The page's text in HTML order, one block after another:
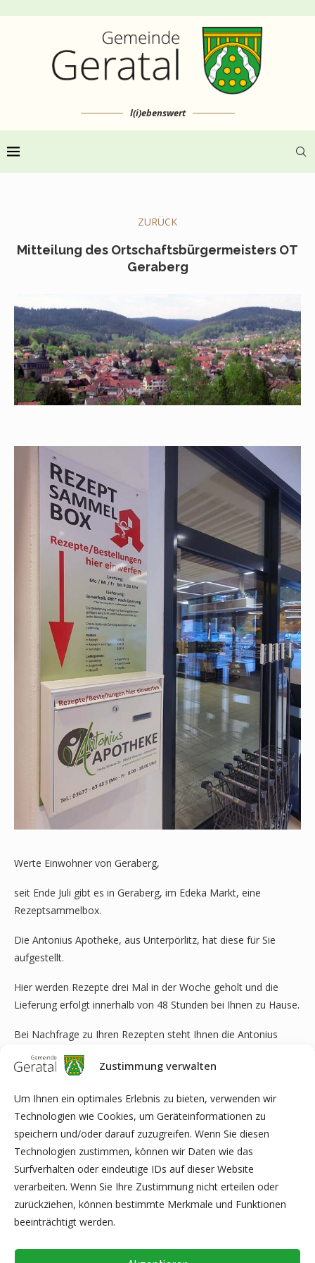
Zustimmung verwalten
Um Ihnen ein optimales Erlebnis zu bieten, verwenden wir
Technologien wie Cookies, um Geräteinformationen zu
speichern und/oder darauf zuzugreifen. Wenn Sie diesen
Technologien zustimmen, können wir Daten wie das
Surfverhalten oder eindeutige IDs auf dieser Website
verarbeiten. Wenn Sie Ihre Zustimmung nicht erteilen oder
zurückziehen, können bestimmte Merkmale und Funktionen
beeinträchtigt werden.
l(i)ebenswert
ZURÜCK
Mitteilung des Ortschaftsbürgermeisters OT
Geraberg
Werte Einwohner von Geraberg,
seit Ende Juli gibt es in Geraberg, im Edeka Markt, eine
Rezeptsammelbox.
Die Antonius Apotheke, aus Unterpörlitz, hat diese für Sie
aufgestellt.
Hier werden Rezepte drei Mal in der Woche geholt und die
Lieferung erfolgt innerhalb von 48 Stunden bei Ihnen zu Hause.
Bei Nachfrage zu Ihren Rezepten steht Ihnen die Antonius
Apotheke auch telefonisch zur Verfügung, unter 03677-63435
von Montag -Freitag von 8.00 Uhr-18.00 Uhr sowie unter
Wir hoffen, dass die Bürger das Angebot annehmen.
Mit freundlichen Grüßen Ihr
Ortschaftsbürgermeister Holger Frankenberg